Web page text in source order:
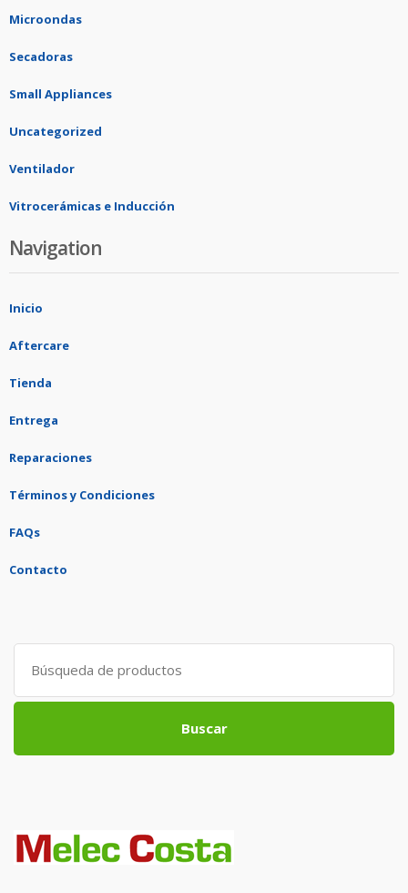
Microondas
Secadoras
Small Appliances
Uncategorized
Ventilador
Vitrocerámicas e Inducción
Navigation
Inicio
Aftercare
Tienda
Entrega
Reparaciones
Términos y Condiciones
FAQs
Contacto
Search
for:
Buscar